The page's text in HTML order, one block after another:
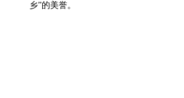
乡”的美誉。